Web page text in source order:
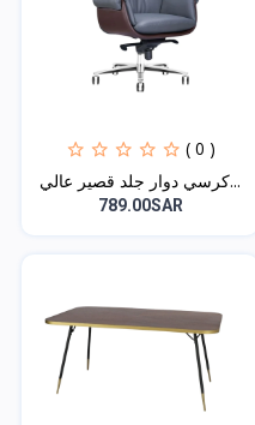
( 0 )
كرسي دوار جلد قصير عالي...
789.00SAR